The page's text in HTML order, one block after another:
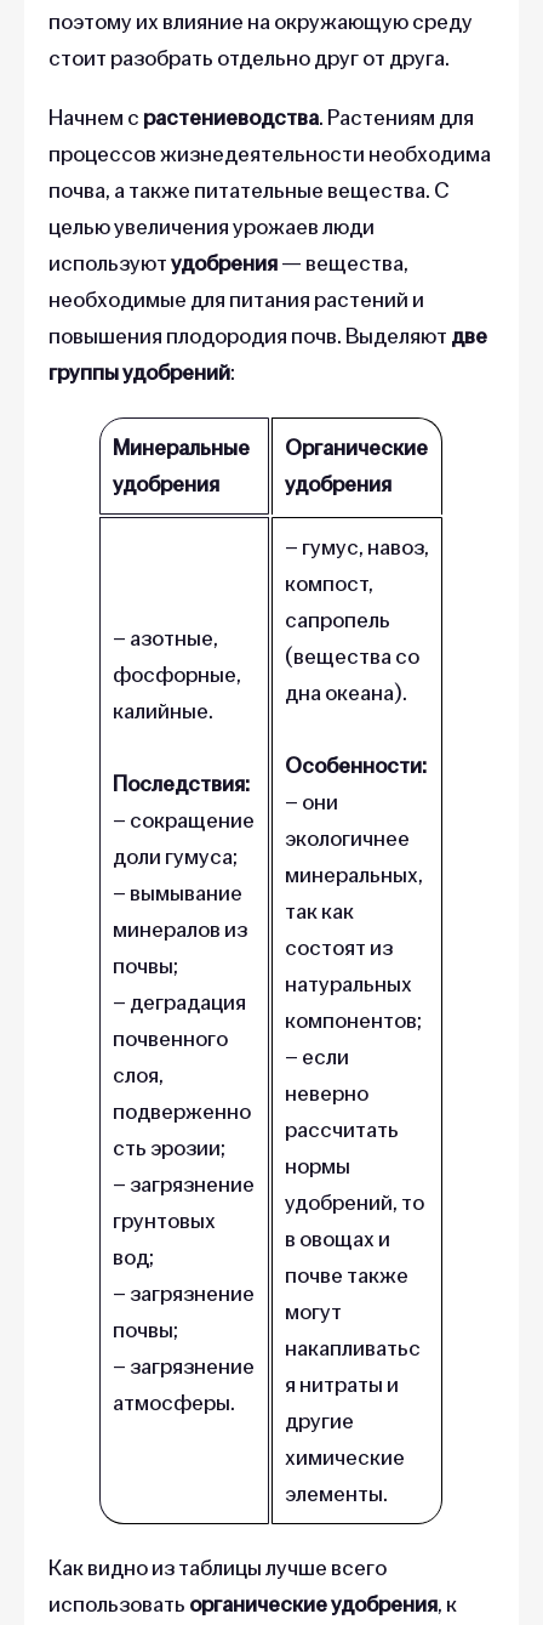
поэтому их влияние на окружающую среду
стоит разобрать отдельно друг от друга.
Начнем с растениеводства. Растениям для
процессов жизнедеятельности необходима
почва, а также питательные вещества. С
целью увеличения урожаев люди
используютудобрения— вещества,
необходимые для питания растений и
повышения плодородия почв. Выделяют две
группы удобрений:
Минеральные
удобрения
Органические
удобрения
– азотные,
фосфорные,
калийные.
Последствия:
– сокращение
доли гумуса;
– вымывание
минералов из
почвы;
– деградация
почвенного
слоя,
подверженно
сть эрозии;
– загрязнение
грунтовых
вод;
– загрязнение
почвы;
– загрязнение
атмосферы.
– гумус, навоз,
компост,
сапропель
(вещества со
дна океана).
Особенности:
– они
экологичнее
минеральных,
так как
состоят из
натуральных
компонентов;
– если
неверно
рассчитать
нормы
удобрений, то
в овощах и
почве также
могут
накапливатьс
я нитраты и
другие
химические
элементы.
Как видно из таблицы лучше всего
использовать органические удобрения, к